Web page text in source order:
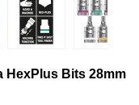
HexPlus Bits 28mm